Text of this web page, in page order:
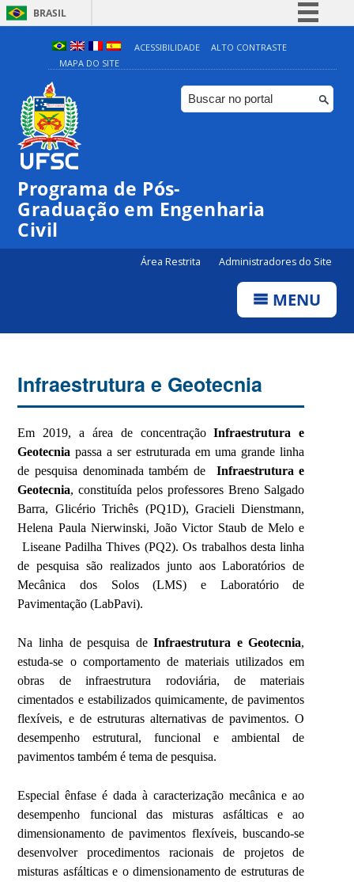
BRASIL
Simplifique!
Comunica BR
Participe
ACESSIBILIDADE
ALTO CONTRASTE
MAPA DO SITE
Programa de Pós-
Graduação em Engenharia
Civil
Área Restrita Administradores do Site
MENU
Infraestrutura e Geotecnia
Em 2019, a área de concentraçãoInfraestrutura e
Geotecnia passa a ser estruturada em uma grande linha
de pesquisa denominada também de Infraestrutura e
Geotecnia, constituída pelos professores Breno Salgado
Barra, Glicério Trichês (PQ1D), Gracieli Dienstmann,
Helena Paula Nierwinski, João Victor Staub de Melo e
Liseane Padilha Thives (PQ2). Os trabalhos desta linha
de pesquisa são realizados junto aos Laboratórios de
Mecânica dos Solos (LMS) e Laboratório de
Pavimentação (LabPavi).
Na linha de pesquisa deInfraestrutura e Geotecnia,
estuda-se o comportamento de materiais utilizados em
obras de infraestrutura rodoviária, de materiais
cimentados e estabilizados quimicamente, de pavimentos
flexíveis, e de estruturas alternativas de pavimentos. O
desempenho estrutural, funcional e ambiental de
pavimentos também é tema de pesquisa.
Especial ênfase é dada à caracterização mecânica e ao
desempenho funcional das misturas asfálticas e ao
dimensionamento de pavimentos flexíveis, buscando-se
desenvolver procedimentos racionais de projetos de
misturas asfálticas e o dimensionamento de estruturas de